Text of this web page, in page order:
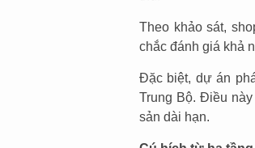
Theo khảo sát,
chắc đánh giá khả
Đặc biệt, dự án
Trung Bộ. Điều
sản dài hạn.